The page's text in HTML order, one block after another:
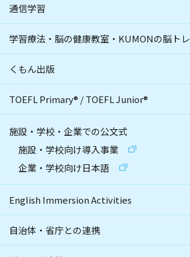
通信学習
学習療法・脳の健康教室・KUMONの脳トレ
くもん出版
TOEFL Primary® /TOEFL Junior®
施設・学校・企業での公文式
施設・学校向け導入事業
企業・学校向け日本語
English Immersion Activities
自治体・省庁との連携